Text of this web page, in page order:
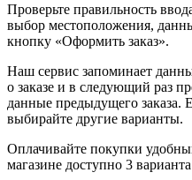
Проверьте правильность
выбор местоположения,
кнопку «Оформить заказ».
Наш сервис запоминает
о заказе и в следующий раз
данные предыдущего заказа.
выбирайте другие варианты.
Оплачивайте покупки
магазине доступно 3